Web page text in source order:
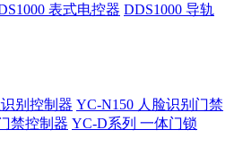
表式电控器 DDS1000 导轨
别控制器 YC-N150 人脸识别门禁
禁控制器 YC-D系列 一体门锁